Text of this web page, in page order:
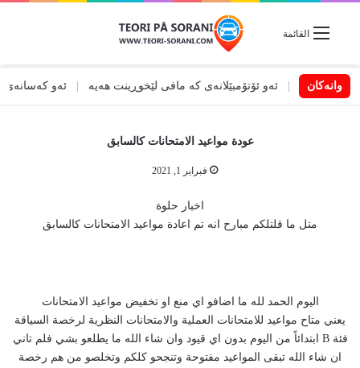
القائمة
وانەکان
ڕێگاکەدا ئەو ئۆتۆمبێلانەی کە مافی لێخوڕینت هەیە | ئەو کەسانەی کە
عودة مواعيد الامتحانات كالسابق
فبراير 1, 2021
اخبار حلوة
متل ما قلتلكم مبارح انه تم اعادة مواعيد الامتحانات كالسابق
اليوم الحمد لله ما اضافو اي منع او تخفيض مواعيد الامتحانات
يعني متاح مواعيد للامتحانات العملية والامتحانات النظرية لرخصة السياقة
فئة B ابتدائاً من اليوم بدون اي قيود وان شاء الله ما يطلعو بشي فلم تاني
ان شاء الله تبقى المواعيد مفتوحة وتنجحو كلكم وتخلصو من هم رخصة